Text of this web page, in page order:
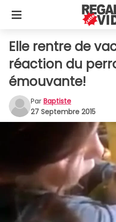
Elle rentre de
réaction du
émouvante!
Par Baptiste
27 Septembre 2015